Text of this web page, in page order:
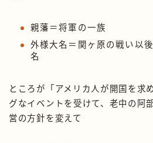
親藩＝将軍の一族
外様大名＝関ヶ原の戦い以
名
ところが「アメリカ人が開国を求
グなイベントを受けて、老中の阿
営の方針を変えて